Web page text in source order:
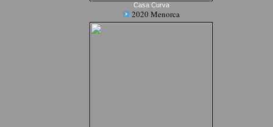
Casa Curva
2020 Menorca